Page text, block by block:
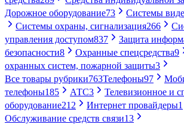
Дорожное оборудование73 Системы
Системы охраны, сигнализация266
управления доступом837 Защита
безопасности8 Охранные спецсредства9
охранных систем, пожарной защиты3
Все товары рубрики763Телефоны97
телефоны185 АТС3
Телевизионное и
оборудование212 Интернет провайдеры1
Обслуживание средств связи13